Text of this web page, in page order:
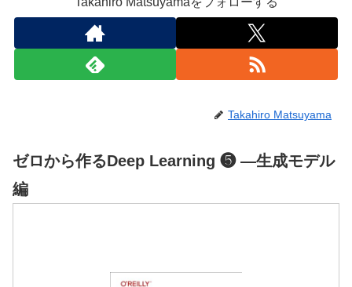
Takahiro Matsuyama
ゼロから作るDeep Learning ❺ ―生成モデル
編